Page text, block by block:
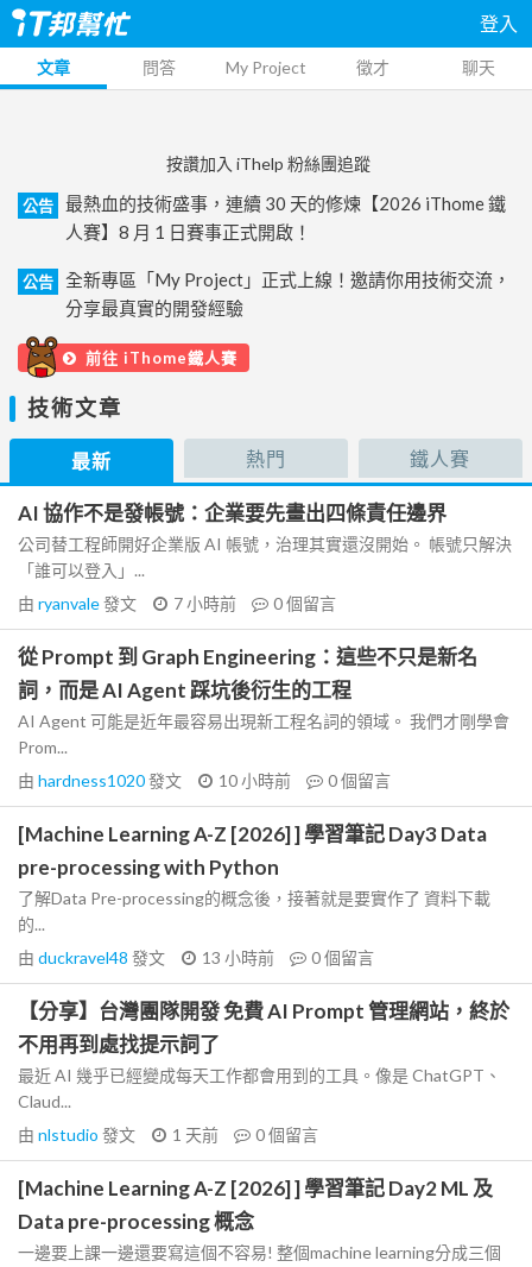
登入
文章 問答 My Project 徵才 聊天
按讚加入 iThelp 粉絲團追蹤
公告
最熱血的技術盛事，連續 30 天的修煉【2026 iThome 鐵
人賽】8 月 1 日賽事正式開啟！
公告
全新專區「My Project」正式上線！邀請你用技術交流，
分享最真實的開發經驗
前往 iThome鐵人賽
技術文章
最新 熱門 鐵人賽
AI 協作不是發帳號：企業要先畫出四條責任邊界
公司替工程師開好企業版 AI 帳號，治理其實還沒開始。 帳號只解決
「誰可以登入」...
由 ryanvale發文 7 小時前 0個留言
從 Prompt 到 Graph Engineering：這些不只是新名
詞，而是 AI Agent 踩坑後衍生的工程
AI Agent 可能是近年最容易出現新工程名詞的領域。 我們才剛學會
Prom...
由 hardness1020發文 10 小時前 0個留言
[Machine Learning A-Z [2026] ] 學習筆記 Day3 Data
pre-processing with Python
了解Data Pre-processing的概念後，接著就是要實作了 資料下載
的...
由 duckravel48 發文 13 小時前 0個留言
【分享】台灣團隊開發 免費 AI Prompt 管理網站，終於
不用再到處找提示詞了
最近 AI 幾乎已經變成每天工作都會用到的工具。像是 ChatGPT、
Claud...
由 nlstudio 發文 1 天前 0個留言
[Machine Learning A-Z [2026] ] 學習筆記 Day2 ML 及
Data pre-processing 概念
一邊要上課一邊還要寫這個不容易! 整個machine learning分成三個